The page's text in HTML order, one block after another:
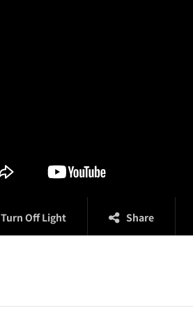
Turn Off Light Share